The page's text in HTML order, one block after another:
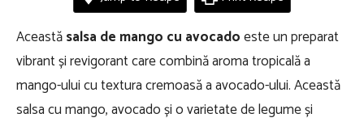
Aceastăsalsa de mango cu avocadoeste un preparat
vibrant și revigorant care combină aroma tropicală a
mango-ului cu textura cremoasă a avocado-ului. Această
salsa cu mango, avocado și o varietate de legume și